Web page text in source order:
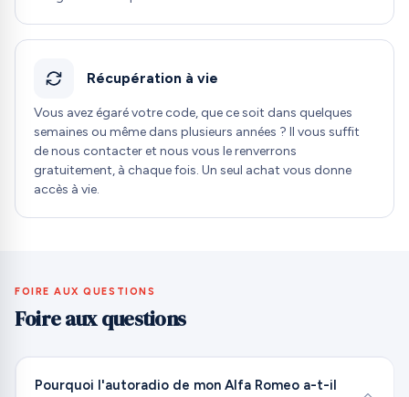
Récupération à vie
Vous avez égaré votre code, que ce soit dans quelques
semaines ou même dans plusieurs années ? Il vous suffit
de nous contacter et nous vous le renverrons
gratuitement, à chaque fois. Un seul achat vous donne
accès à vie.
FOIRE AUX QUESTIONS
Foire aux questions
Pourquoi l'autoradio de mon Alfa Romeo a-t-il